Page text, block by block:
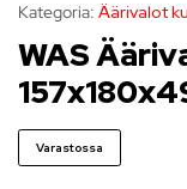
Kategoria: Äärivalot
WAS
Varastossa